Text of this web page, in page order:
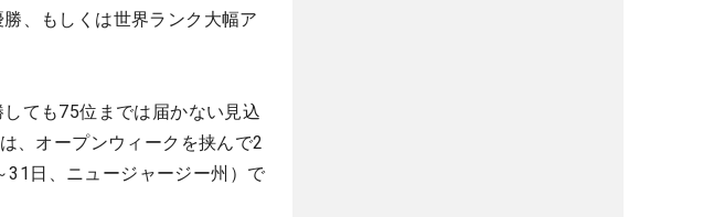
、もしくは世界ランク大幅ア
ても75位までは届かない見込
、オープンウィークを挟んで2
31日、ニュージャージー州）で